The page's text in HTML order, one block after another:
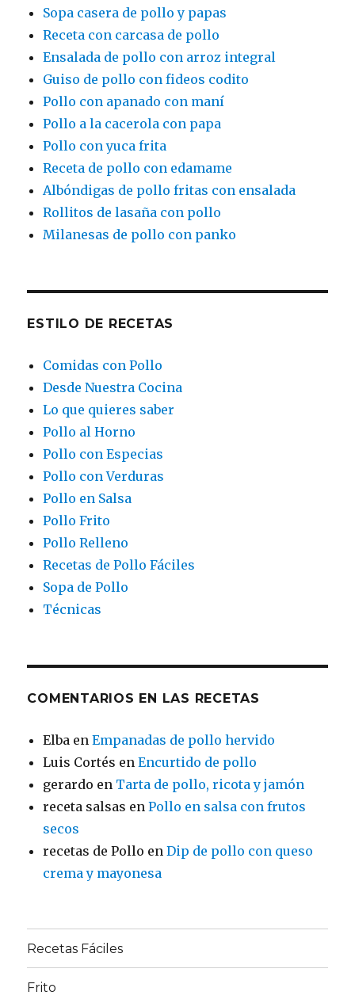
Sopa casera de pollo y papas
Receta con carcasa de pollo
Ensalada de pollo con arroz integral
Guiso de pollo con fideos codito
Pollo con apanado con maní
Pollo a la cacerola con papa
Pollo con yuca frita
Receta de pollo con edamame
Albóndigas de pollo fritas con ensalada
Rollitos de lasaña con pollo
Milanesas de pollo con panko
ESTILO DE RECETAS
Comidas con Pollo
Desde Nuestra Cocina
Lo que quieres saber
Pollo al Horno
Pollo con Especias
Pollo con Verduras
Pollo en Salsa
Pollo Frito
Pollo Relleno
Recetas de Pollo Fáciles
Sopa de Pollo
Técnicas
COMENTARIOS EN LAS RECETAS
Elba enEmpanadas de pollo hervido
Luis Cortés enEncurtido de pollo
gerardo en Tarta de pollo, ricota y jamón
receta salsas enPollo en salsa con frutos
secos
recetas de Pollo enDip de pollo con queso
crema y mayonesa
Recetas Fáciles
Frito